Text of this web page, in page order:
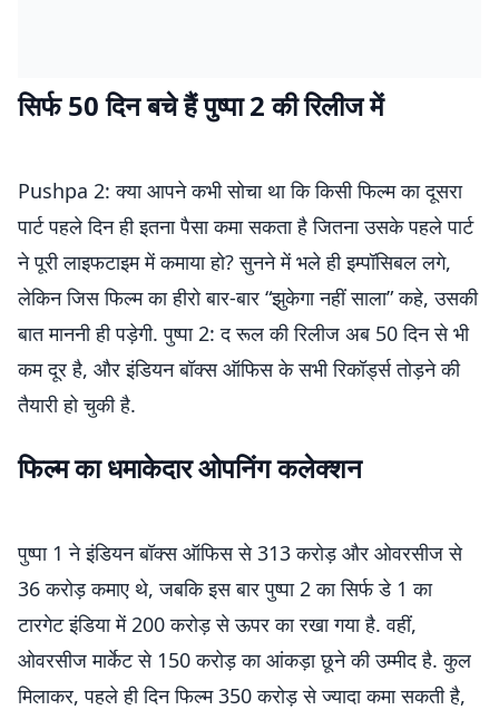
सिर्फ 50 दिन बचे हैं पुष्पा 2 की रिलीज में
Pushpa 2: क्या आपने कभी सोचा था कि किसी फिल्म का दूसरा
पार्ट पहले दिन ही इतना पैसा कमा सकता है जितना उसके पहले पार्ट
ने पूरी लाइफटाइम में कमाया हो? सुनने में भले ही इम्पॉसिबल लगे,
लेकिन जिस फिल्म का हीरो बार-बार “झुकेगा नहीं साला” कहे, उसकी
बात माननी ही पड़ेगी. पुष्पा 2: द रूल की रिलीज अब 50 दिन से भी
कम दूर है, और इंडियन बॉक्स ऑफिस के सभी रिकॉर्ड्स तोड़ने की
तैयारी हो चुकी है.
फिल्म का धमाकेदार ओपनिंग कलेक्शन
पुष्पा 1 ने इंडियन बॉक्स ऑफिस से 313 करोड़ और ओवरसीज से
36 करोड़ कमाए थे, जबकि इस बार पुष्पा 2 का सिर्फ डे 1 का
टारगेट इंडिया में 200 करोड़ से ऊपर का रखा गया है. वहीं,
ओवरसीज मार्केट से 150 करोड़ का आंकड़ा छूने की उम्मीद है. कुल
मिलाकर, पहले ही दिन फिल्म 350 करोड़ से ज्यादा कमा सकती है,